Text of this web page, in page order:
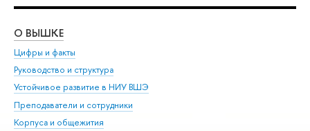
О ВЫШКЕ
Цифры и факты
Руководство и структура
Устойчивое развитие в НИУ ВШЭ
Преподаватели и сотрудники
Корпуса и общежития